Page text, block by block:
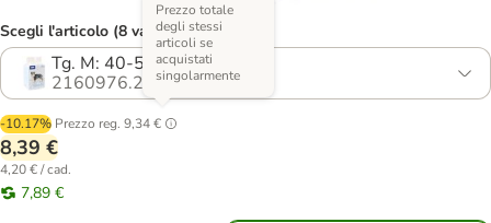
Scegli l'articolo (8 varianti)
Tg. M: 40-53 cm, 24 pz.
2160976.2
-10.17% Prezzo reg. 9,34 €
Prezzo totale
degli stessi
articoli se
acquistati
singolarmente
8,39 €
4,20 € / cad.
7,89 €